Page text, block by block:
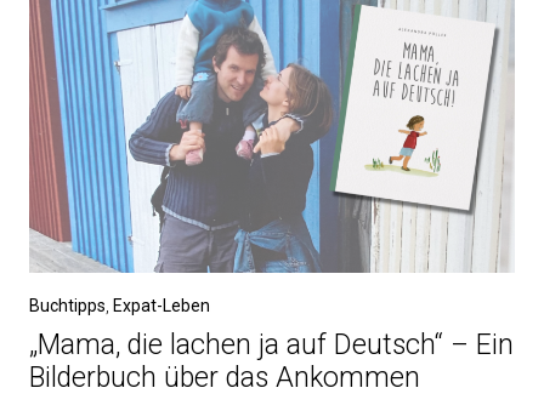
Buchtipps, Expat-Leben
„Mama, die lachen ja auf Deutsch“ – Ein
Bilderbuch über das Ankommen